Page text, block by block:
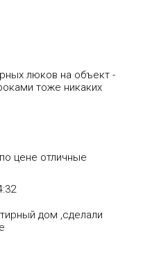
люков на объект -
тоже никаких
цене отличные
дом ,сделали